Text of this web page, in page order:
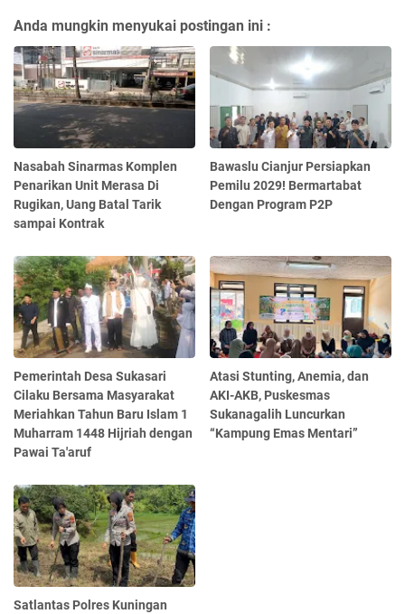
Anda mungkin menyukai postingan ini :
Nasabah Sinarmas Komplen
Penarikan Unit Merasa Di
Rugikan, Uang Batal Tarik
sampai Kontrak
Bawaslu Cianjur Persiapkan
Pemilu 2029! Bermartabat
Dengan Program P2P
Pemerintah Desa Sukasari
Cilaku Bersama Masyarakat
Meriahkan Tahun Baru Islam 1
Muharram 1448 Hijriah dengan
Pawai Ta'aruf
Atasi Stunting, Anemia, dan
AKI-AKB, Puskesmas
Sukanagalih Luncurkan
“Kampung Emas Mentari”
Satlantas Polres Kuningan